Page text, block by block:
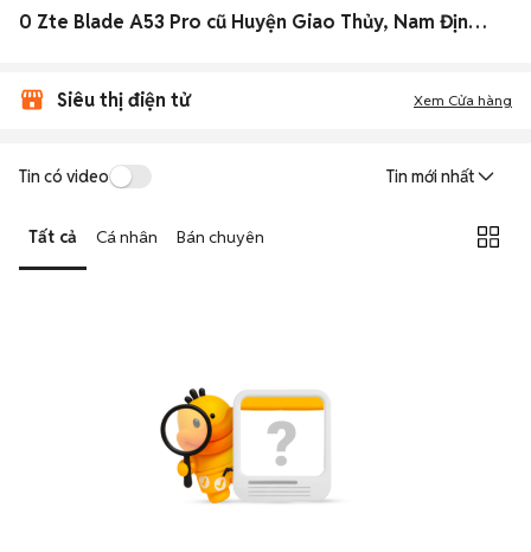
0 Zte Blade A53 Pro cũ Huyện Giao Thủy, Nam Định đẹp
Siêu thị điện tử Xem Cửa hàng
Tin có video Tin mới nhất
Tất cả Cá nhân Bán chuyên